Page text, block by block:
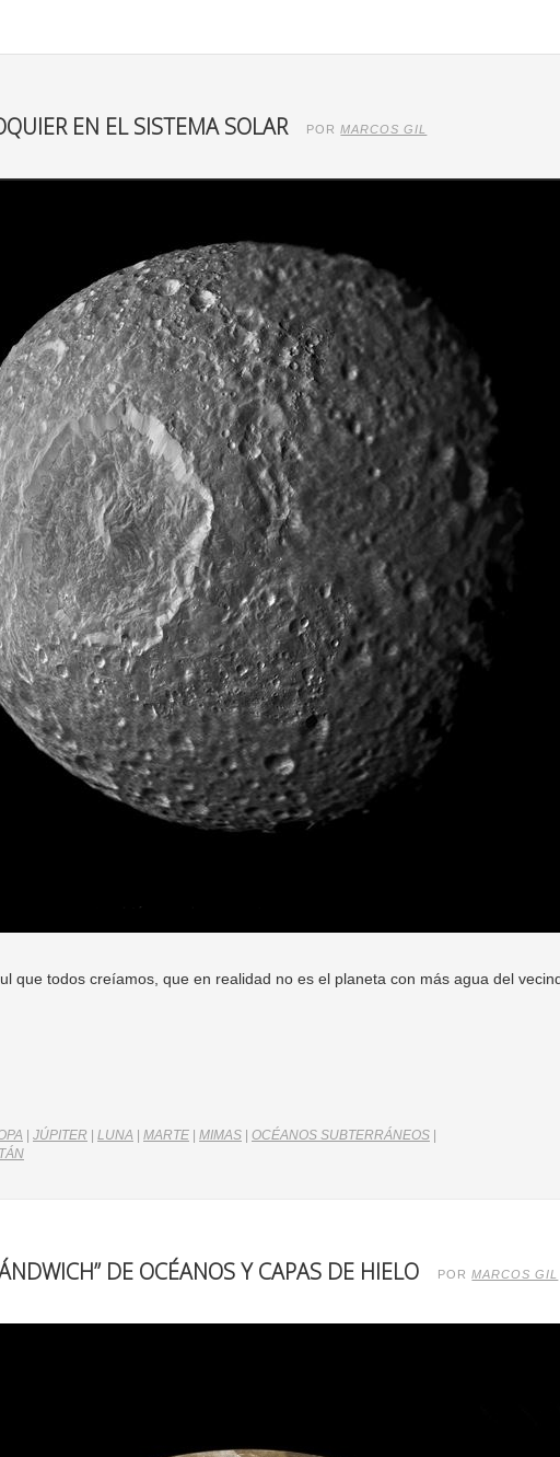
EN EL SISTEMA SOLAR PORMARCOS GIL
que todos creíamos, que en realidad no es el planeta con más agua del
JÚPITER LUNA MARTE MIMAS OCÉANOS SUBTERRÁNEOS
DE OCÉANOS Y CAPAS DE HIELO PORMARCOS GIL